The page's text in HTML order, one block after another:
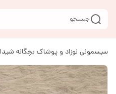
جستجو
سیسمونی نوزاد و پوشاک بچگانه شیدا